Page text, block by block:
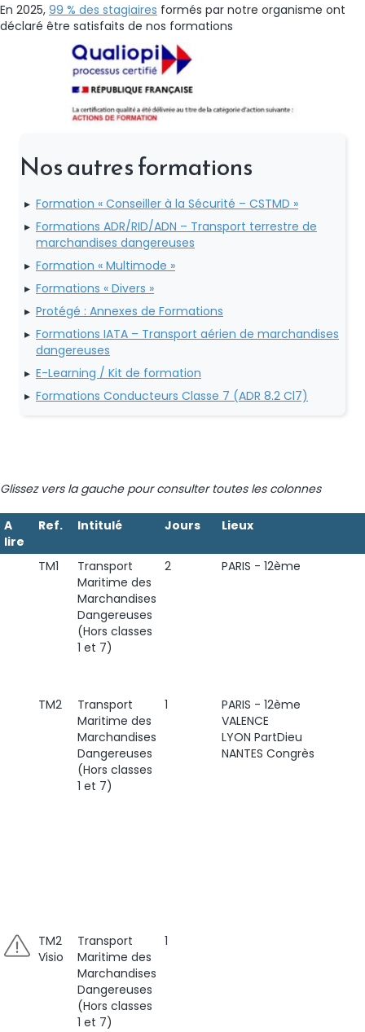
En 2025, 99 % des stagiaires formés par notre organisme ont
déclaré être satisfaits de nos formations
Nos autres formations
Formation « Conseiller à la Sécurité – CSTMD »
Formations ADR/RID/ADN – Transport terrestre de
marchandises dangereuses
Formation « Multimode »
Formations « Divers »
Protégé : Annexes de Formations
Formations IATA – Transport aérien de marchandises
dangereuses
E-Learning / Kit de formation
Formations Conducteurs Classe 7 (ADR 8.2 Cl7)
Glissez vers la gauche pour consulter toutes les colonnes
A
lire
Ref. Intitulé Jours Lieux
TM1
Transport
Maritime des
Marchandises
Dangereuses
(Hors classes
1 et 7)
2 PARIS - 12ème
TM2
Transport
Maritime des
Marchandises
Dangereuses
(Hors classes
1 et 7)
1
PARIS - 12ème
VALENCE
LYON PartDieu
NANTES Congrès
TM2
Visio
Transport
Maritime des
Marchandises
Dangereuses
(Hors classes
1 et 7)
1